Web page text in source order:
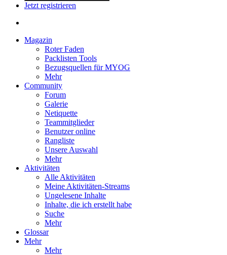
Jetzt registrieren
Magazin
Roter Faden
Packlisten Tools
Bezugsquellen für MYOG
Mehr
Community
Forum
Galerie
Netiquette
Teammitglieder
Benutzer online
Rangliste
Unsere Auswahl
Mehr
Aktivitäten
Alle Aktivitäten
Meine Aktivitäten-Streams
Ungelesene Inhalte
Inhalte, die ich erstellt habe
Suche
Mehr
Glossar
Mehr
Mehr